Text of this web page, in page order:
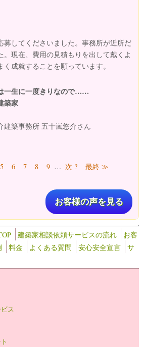
してくださいました。事務所が近所だ
。現在、費用の見積もりを出して戴くよ
く成就することを願っています。
一生に一度きりなので……
築家
建築事務所 五十嵐悠介さん
5 6 7 8 9 … 次 ? 最終 ≫
お客様の声を見る
建築家相談依頼サービスの流れ
お客
料金 よくある質問 安心安全宣言
サ
ス